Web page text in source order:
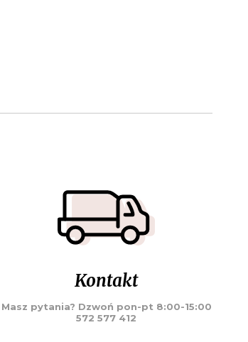
Kontakt
Masz pytania? Dzwoń pon-pt 8:00-15:00
572 577 412